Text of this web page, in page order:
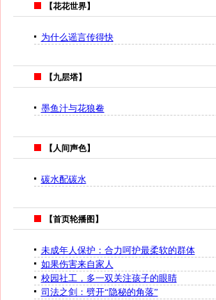
【花花世界】
为什么谣言传得快
【九层塔】
墨鱼汁与花狼鲞
【人间声色】
碳水配碳水
【首页轮播图】
未成年人保护：合力呵护最柔软的群体
如果伤害来自家人
校园社工，多一双关注孩子的眼睛
司法之剑：劈开“隐秘的角落”